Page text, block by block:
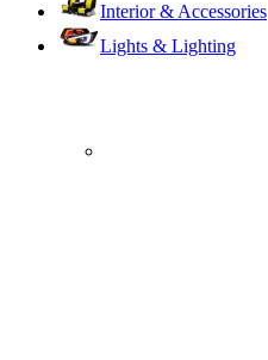
Interior & Accessories
Lights & Lighting